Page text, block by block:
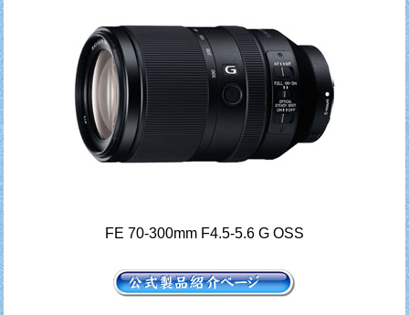
FE 70-300mm F4.5-5.6 G OSS